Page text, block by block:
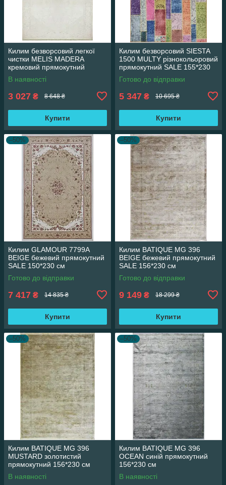
Килим безворсовий легкої
чистки MELIS MADERA
кремовий прямокутний
160*230 см
В наявності
3 027 ₴ 8 648 ₴
Купити
Килим безворсовий SIESTA
1500 MULTY різнокольоровий
прямокутний SALE 155*230
см
Готово до відправки
5 347 ₴ 10 695 ₴
Купити
–50%
Килим GLAMOUR 7799A
BEIGE бежевий прямокутний
SALE 150*230 см
Готово до відправки
7 417 ₴ 14 835 ₴
Купити
–50%
Килим BATIQUE MG 396
BEIGE бежевий прямокутний
SALE 156*230 см
Готово до відправки
9 149 ₴ 18 299 ₴
Купити
–50%
Килим BATIQUE MG 396
MUSTARD золотистий
прямокутний 156*230 см
В наявності
–50%
Килим BATIQUE MG 396
OCEAN синій прямокутний
156*230 см
В наявності